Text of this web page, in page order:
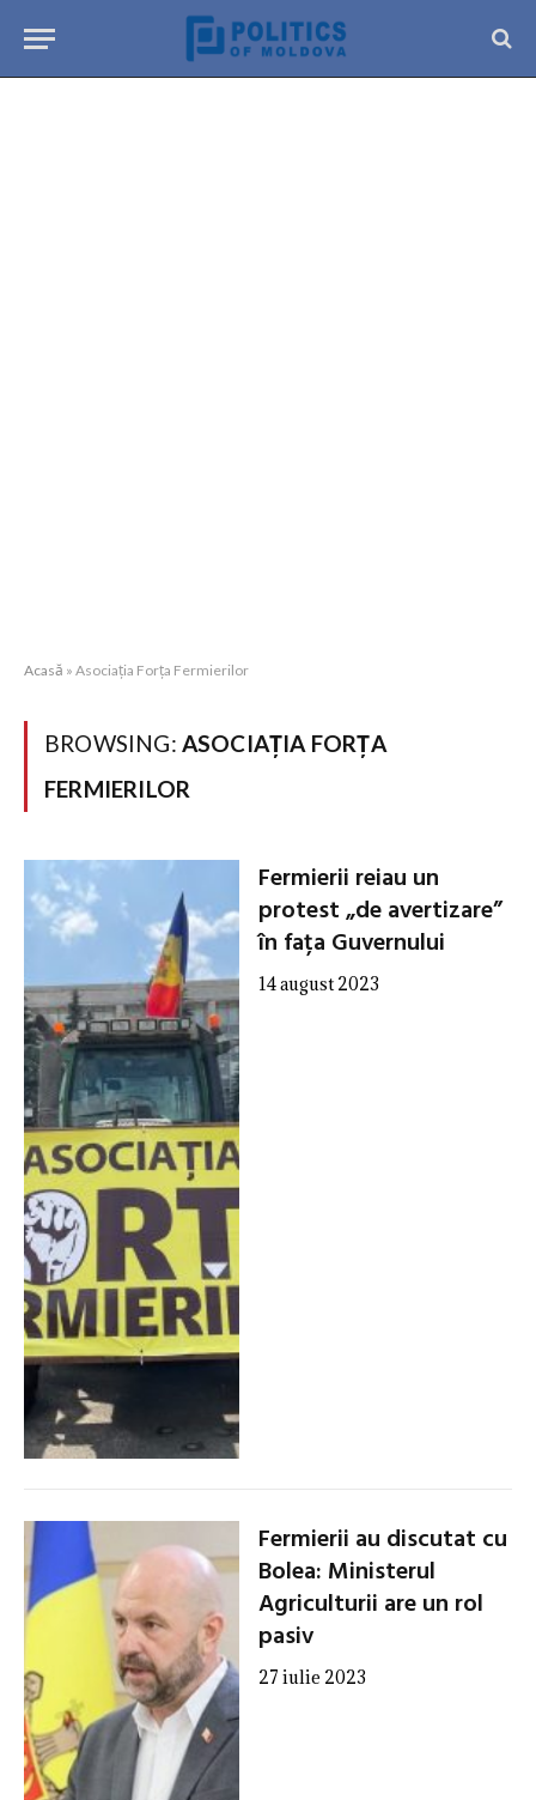
Acasă » Asociația Forța Fermierilor
BROWSING: ASOCIAȚIA FORȚA
FERMIERILOR
Fermierii reiau un
protest „de avertizare”
în fața Guvernului
14 august 2023
Fermierii au discutat cu
Bolea: Ministerul
Agriculturii are un rol
pasiv
27 iulie 2023